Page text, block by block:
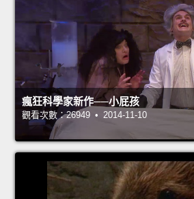
瘋狂科學家新作──小屁孩
觀看次數：26949 • 2014-11-10